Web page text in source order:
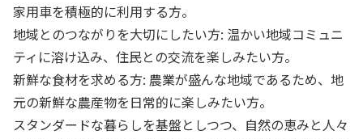
家用車を積極的に利用する方。
地域とのつながりを大切にしたい方: 温かい地域コミュニ
ティに溶け込み、住民との交流を楽しみたい方。
新鮮な食材を求める方: 農業が盛んな地域であるため、地
元の新鮮な農産物を日常的に楽しみたい方。
スタンダードな暮らしを基盤としつつ、自然の恵みと人々